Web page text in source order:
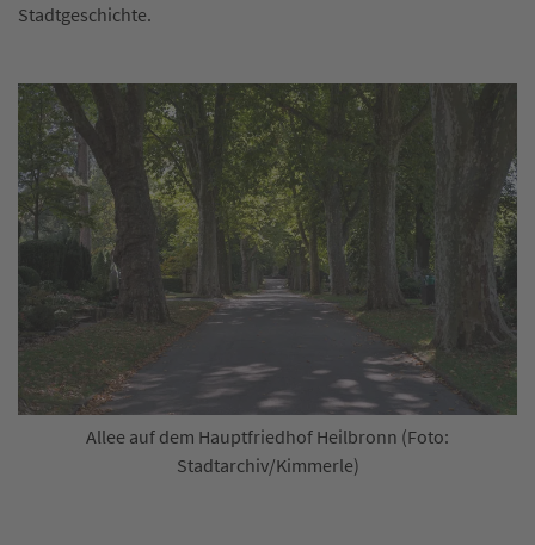
Stadtgeschichte.
Allee auf dem Hauptfriedhof Heilbronn (Foto:
Stadtarchiv/Kimmerle)